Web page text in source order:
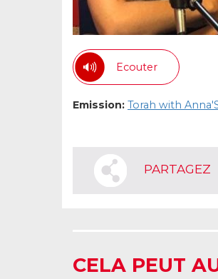
Ecouter
Emission: Torah with
PARTAGEZ
CELA PEUT